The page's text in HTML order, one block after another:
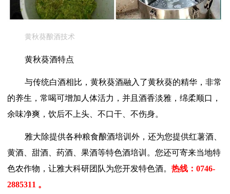
黄秋葵酿酒技术
黄秋葵酒特点
与传统白酒相比，黄秋葵酒融入了黄秋葵的精华，非常
的养生，常喝可增加人体活力，并且酒香淡雅，绵柔顺口，
余味净爽，饮后不上头、不口干、不伤身。
雅大除提供各种粮食酿酒培训外，还为您提供红薯酒、
黄酒、甜酒、药酒、果酒等特色酒培训。您还可寄来当地特
色农作物，让雅大科研团队为您开发特色酒。 热线： 0746-
2885311 。